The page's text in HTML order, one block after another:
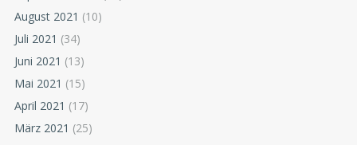
August 2021 (10)
Juli 2021 (34)
Juni 2021 (13)
Mai 2021 (15)
April 2021 (17)
März 2021 (25)